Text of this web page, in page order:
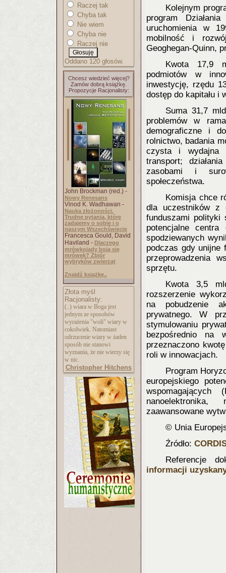
Raczej tak
Chyba tak
Nie wiem
Chyba nie
Raczej nie
Oddano 120 głosów.
Chcesz wiedzieć więcej?
Zamów dobrą książkę.
Propozycje Racjonalisty:
John Brockman (red.) -
Nowy Renesans
Vinod K. Wadhawan -
Nauka złożoności.
Trudne pytania, które
zadajemy o sobie i o
naszym Wszechświecie
Francesca Gould, David
Haviland - Dlaczego
mrówkojady boją się
mrówek? Zbiór
wybryków zwierząt
Znajdź książkę..
Złota myśl
Racjonalisty:
(..) wiara w Boga jest
jednym ze sposobów
wyrażenia "woli" wiary w
cokolwiek. Natomiast
odrzucenie wiary w żaden
sposób nie stanowi
wyznania, że nie wierzy się
w nic.
Christopher Hitchens
Kolejnym
program
uruchomienia w
mobilność i
Geoghegan-Quinn,
Kwota 17,9
podmiotów w
inwestycję, rzędu
dostęp do kapitału i
Suma 31,7
problemów w
demograficzne i
rolnictwo, badania
czysta i wydajna
transport;
zasobami i
społeczeństwa.
Komisja chce
dla uczestników z
funduszami polityki
potencjalne centra
spodziewanych
podczas gdy unijne
przeprowadzenia
sprzętu.
Kwota 3,5
rozszerzenie
na pobudzenie
prywatnego. W
stymulowaniu
bezpośrednio na
przeznaczono
roli w innowacjach.
Program
europejskiego
nanoelektronika,
zaawansowane
© Unia
Źródło:
Referencje
informacji